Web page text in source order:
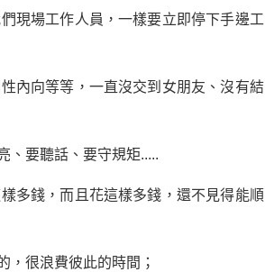
現場工作人員，一樣要立即停下手邊工
內向等等，一直沒交到女朋友、沒有結
、要聽話、要守規矩.....
多錢，而且花這樣多錢，還不見得能順
，很浪費彼此的時間；